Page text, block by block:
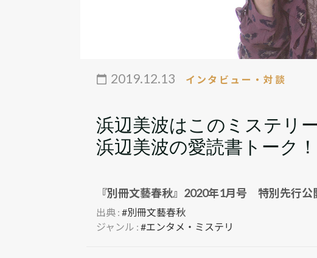
2019.12.13 インタビュー・対談
浜辺美波はこのミステリ
浜辺美波の愛読書トーク！
『別冊文藝春秋』2020年1月号 特別先行公
出典 : #別冊文藝春秋
ジャンル : #エンタメ・ミステリ